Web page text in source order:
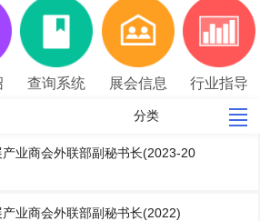
查询系统 展会信息
行业指导
分类
业商会外联部副秘书长(2023-20
业商会外联部副秘书长(2022)